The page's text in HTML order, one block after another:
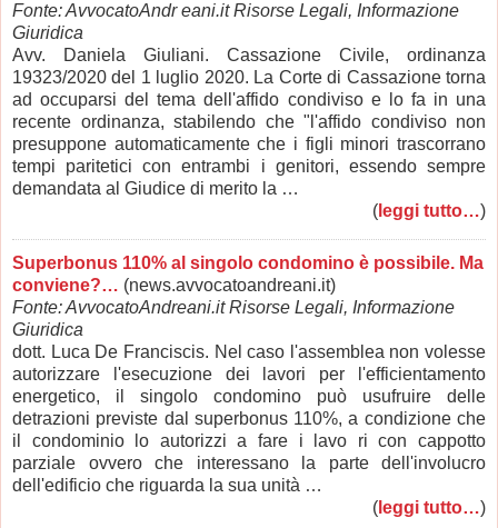
Fonte: AvvocatoAndr eani.it Risorse Legali, Informazione
Giuridica
Avv. Daniela Giuliani. Cassazione Civile, ordinanza
19323/2020 del 1 luglio 2020. La Corte di Cassazione torna
ad occuparsi del tema dell'affido condiviso e lo fa in una
recente ordinanza, stabilendo che "l'affido condiviso non
presuppone automaticamente che i figli minori trascorrano
tempi paritetici con entrambi i genitori, essendo sempre
demandata al Giudice di merito la …
( leggi tutto…)
Superbonus 110% al singolo condomino è possibile. Ma
conviene?… (news.avvocatoandreani.it)
Fonte: AvvocatoAndreani.it Risorse Legali, Informazione
Giuridica
dott. Luca De Franciscis. Nel caso l'assemblea non volesse
autorizzare l'esecuzione dei lavori per l'efficientamento
energetico, il singolo condomino può usufruire delle
detrazioni previste dal superbonus 110%, a condizione che
il condominio lo autorizzi a fare i lavo ri con cappotto
parziale ovvero che interessano la parte dell'involucro
dell'edificio che riguarda la sua unità …
( leggi tutto…)